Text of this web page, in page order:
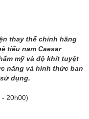
thay thế chính hãng
tiểu nam Caesar
mỹ và độ khít tuyệt
năng và hình thức ban
dụng.
20h00)